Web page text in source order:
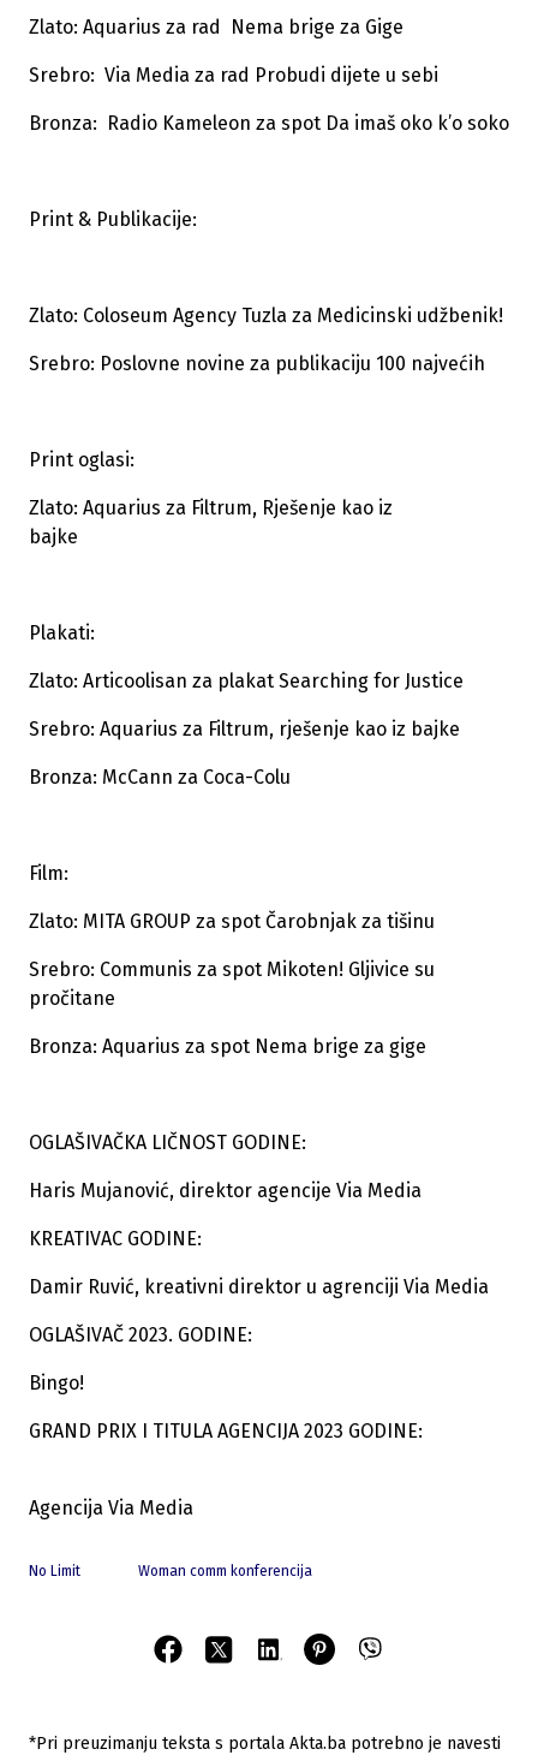
Zlato: Aquarius za rad Nema brige za Gige
Srebro: Via Media za rad Probudi dijete u sebi
Bronza: Radio Kameleon za spot Da imaš oko k’o soko
Print & Publikacije:
Zlato: Coloseum Agency Tuzla za Medicinski udžbenik!
Srebro: Poslovne novine za publikaciju 100 najvećih
Print oglasi:
Zlato: Aquarius za Filtrum, Rješenje kao iz
bajke
Plakati:
Zlato: Articoolisan za plakat Searching for Justice
Srebro: Aquarius za Filtrum, rješenje kao iz bajke
Bronza: McCann za Coca-Colu
Film:
Zlato: MITA GROUP za spot Čarobnjak za tišinu
Srebro: Communis za spot Mikoten! Gljivice su
pročitane
Bronza: Aquarius za spot Nema brige za gige
OGLAŠIVAČKA LIČNOST GODINE:
Haris Mujanović, direktor agencije Via Media
KREATIVAC GODINE:
Damir Ruvić, kreativni direktor u agrenciji Via Media
OGLAŠIVAČ 2023. GODINE:
Bingo!
GRAND PRIX I TITULA AGENCIJA 2023 GODINE:
Agencija Via Media
No Limit Woman comm konferencija
*Pri preuzimanju teksta s portala Akta.ba potrebno je navesti